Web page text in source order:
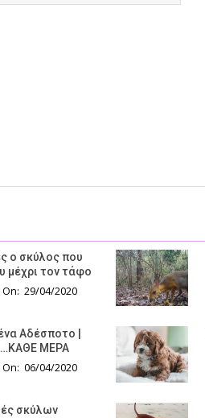
ο σκύλος που
μέχρι τον τάφο
On: 29/04/2020
Αδέσποτο |
ΜΕΡΑ
On: 06/04/2020
σκύλων